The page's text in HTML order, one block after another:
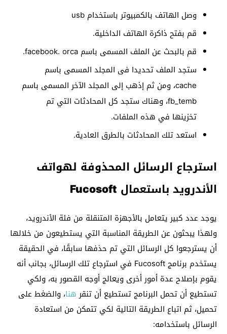
وصل الهاتف بالكمبيوتر باستخدام usb
قم بفتح ذاكرة الهاتف الداخلية.
قم بالبحث عن الملف المسمى باسم facebook. orca.
ستجد الملف تحديدا فى المجلد المسمى باسم
cache، ومن ثم إذهب إلى المجلد الآخر المسمى باسم
fb_temb، وهناك ستجد كل المحادثات التي تم
تخزينها في هذه الملفات.
استعد تلك المحادثات بالطرق العادية.
استرجاع الرسائل المحذوفة لهواتف
الأندرويد باستعمال Fucosoft
يوجد عدد كبير يتعامل بالأجهزة المتنقلة من فئة الأندرويد،
ولهذا يبحثون عن الطريقة المناسبة التي يستطيعون من خلالها
أن يسترجعوا كل الرسائل التي تم حذفها سابقًا، في الحقيقة
يستخدم برنامج Fucosoft في استرجاع تلك الرسائل، بجانب أنه
يقوم بإصلاح عدة أمور أخرى ويعالج أوجه القصور به، ولكي
تستطيع أن تحمل البرنامج تستطيع أن تنقرهنا، والضغط على
تحميل، ثم اتباع الطريقة التالية لكي تتمكن من استعادة
الرسائل باستخدامه: